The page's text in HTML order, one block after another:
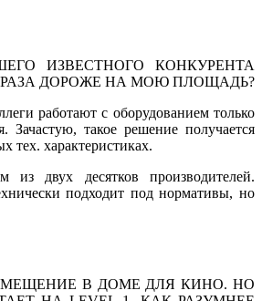
ИЗВЕСТНОГО КОНКУРЕНТА
РАЗА ДОРОЖЕ НА МОЮ ПЛОЩАДЬ?
работают с оборудованием только
Зачастую, такое решение получается
тех. характеристиках.
двух десятков производителей.
подходит под нормативы, но
В ДОМЕ ДЛЯ КИНО. НО